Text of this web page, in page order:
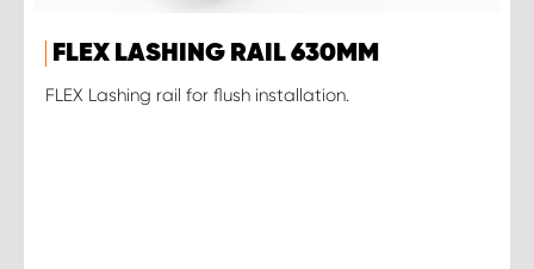
FLEX LASHING RAIL 630MM
FLEX Lashing rail for flush installation.